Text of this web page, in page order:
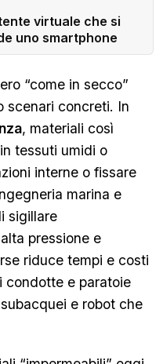
virtuale che si
uno smartphone
“come in secco”
scenari concreti. In
, materiali così
tessuti umidi o
interne o fissare
marina e
sigillare
pressione e
riduce tempi e costi
condotte e paratoie
e robot che